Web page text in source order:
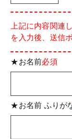
上記に内容関連
を入力後、送信
★お名前必須
★お名前 ふりが